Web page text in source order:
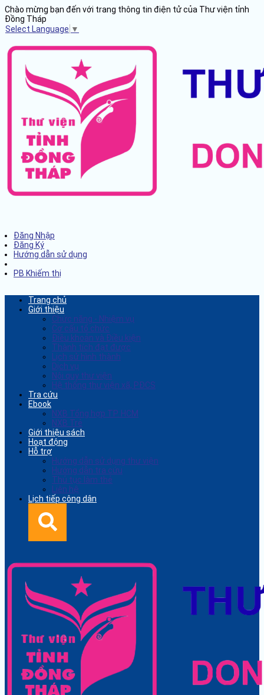
Chào mừng bạn đến với trang thông tin điện tử của Thư viện tỉnh
Đồng Tháp
Select Language ▼
Đăng Nhập
Đăng Ký
Hướng dẫn sử dụng
PB Khiếm thị
Trang chủ
Giới thiệu
Chức năng - Nhiệm vụ
Cơ cấu tổ chức
Điều khoản và Điều kiện
Thành tích đạt được
Lịch sử hình thành
Dịch vụ
Nội quy thư viện
Hệ thống thư viện xã, PĐCS
Tra cứu
Ebook
NXB Tổng hợp TP. HCM
NXB Trẻ
Giới thiệu sách
Hoạt động
Hỗ trợ
Hướng dẫn sử dụng thư viện
Hướng dẫn tra cứu
Thủ tục làm thẻ
Liên hệ
Lịch tiếp công dân